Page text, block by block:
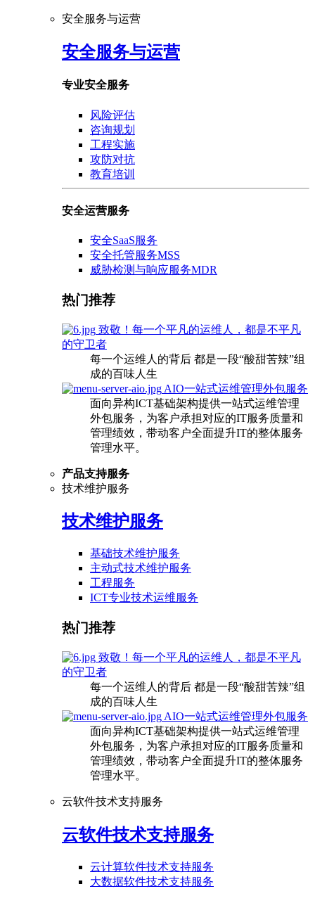
安全服务与运营
安全服务与运营
专业安全服务
风险评估
咨询规划
工程实施
攻防对抗
教育培训
安全运营服务
安全SaaS服务
安全托管服务MSS
威胁检测与响应服务MDR
热门推荐
致敬！每一个平凡的运维人，都是不平凡
的守卫者
每一个运维人的背后 都是一段“酸甜苦辣”组
成的百味人生
AIO一站式运维管理外包服务
面向异构ICT基础架构提供一站式运维管理
外包服务，为客户承担对应的IT服务质量和
管理绩效，带动客户全面提升IT的整体服务
管理水平。
产品支持服务
技术维护服务
技术维护服务
基础技术维护服务
主动式技术维护服务
工程服务
ICT专业技术运维服务
热门推荐
致敬！每一个平凡的运维人，都是不平凡
的守卫者
每一个运维人的背后 都是一段“酸甜苦辣”组
成的百味人生
AIO一站式运维管理外包服务
面向异构ICT基础架构提供一站式运维管理
外包服务，为客户承担对应的IT服务质量和
管理绩效，带动客户全面提升IT的整体服务
管理水平。
云软件技术支持服务
云软件技术支持服务
云计算软件技术支持服务
大数据软件技术支持服务